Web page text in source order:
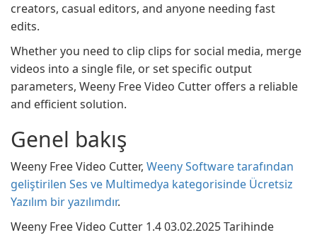
creators, casual editors, and anyone needing fast
edits.
Whether you need to clip clips for social media, merge
videos into a single file, or set specific output
parameters, Weeny Free Video Cutter offers a reliable
and efficient solution.
Genel bakış
Weeny Free Video Cutter, Weeny Software tarafından
geliştirilen Ses ve Multimedya kategorisinde Ücretsiz
Yazılım bir yazılımdır.
Weeny Free Video Cutter 1.4 03.02.2025 Tarihinde